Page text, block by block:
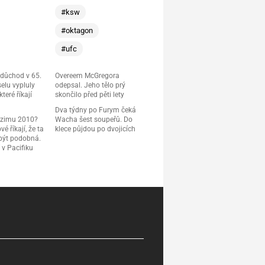
v 65.
vypluly
říkají
2010?
říkají, že ta
podobná.
v Pacifiku
#ksw
#oktagon
#ufc
Overeem McGregora
odepsal. Jeho tělo prý
skončilo před pěti lety
Dva týdny po Furym čeká
Wacha šest soupeřů. Do
klece půjdou po dvojicích